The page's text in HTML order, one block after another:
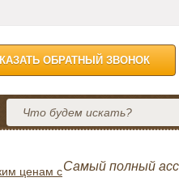
ОБРАТНЫЙ ЗВОНОК
ценам сСамый полный